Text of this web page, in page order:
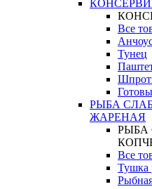
Все
Тунец
РЫБА
ЖАРЕНАЯ
РЫБА
Все
Тушка